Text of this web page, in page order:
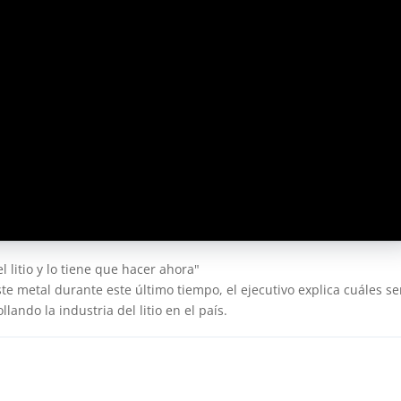
litio y lo tiene que hacer ahora"
metal durante este último tiempo, el ejecutivo explica cuáles
la industria del litio en el país.